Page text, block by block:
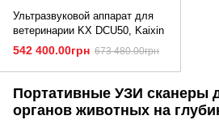
Ультразвуковой аппарат для
ветеринарии KX DCU50, Kaixin
542 400.00грн 673 480.00грн
Портативные УЗИ сканеры
органов животных на